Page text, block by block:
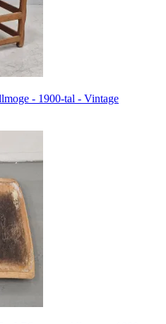
- 1900-tal - Vintage